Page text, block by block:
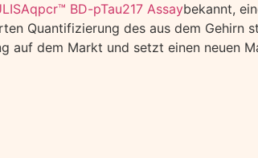
BD-pTau217 Assaybekannt,
Quantifizierung des aus dem Gehirn
auf dem Markt und setzt einen neuen